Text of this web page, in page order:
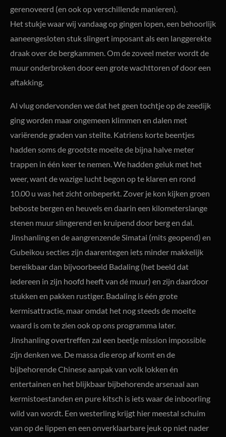
gerenoveerd (en ook op verschillende manieren).
Het stukje waar wij vandaag op gingen lopen, een behoorlijk
aaneengesloten stuk slingert imposant als een langgerekte
draak over de bergkammen. Om de zoveel meter wordt de
muur onderbroken door een grote wachttoren of door een
aftakking.
Al vlug ondervonden we dat het geen tochtje op de zeedijk
ging worden maar ongemeen klimmen en dalen met
variërende graden van steilte. Katriens korte beentjes
hadden soms de grootste moeite de bijna halve meter
trappen in één keer te nemen. We hadden geluk met het
weer, want de wazige lucht begon op te klaren en rond
10.00 u was het zicht onbeperkt. Zover je kon kijken groen
beboste bergen en heuvels en daarin een kilometerslange
stenen muur slingerend en kruipend door berg en dal.
Jinshanling en de aangrenzende Simatai (mits geopend) en
Gubeikou secties zijn daarentegen iets minder makkelijk
bereikbaar dan bijvoorbeeld Badaling (het beeld dat
iedereen in zijn hoofd heeft van dé muur) en zijn daardoor
stukken en pakken rustiger. Badaling is één grote
kermisattractie, maar omdat het nog steeds de moeite
waard is om te zien ook op ons programma later.
Jinshanling overtreffen zal een beetje mission impossible
zijn denken we. De massa die erop af komt en de
bijbehorende Chinese aanpak van volk lokken én
entertainen en het blijkbaar bijbehorende arsenaal aan
kermistoestanden en pure kitsch is iets waar de inboorling
wild van wordt. Een westerling krijgt hier meestal schuim
van op de lippen en een onverklaarbare jeuk op niet nader